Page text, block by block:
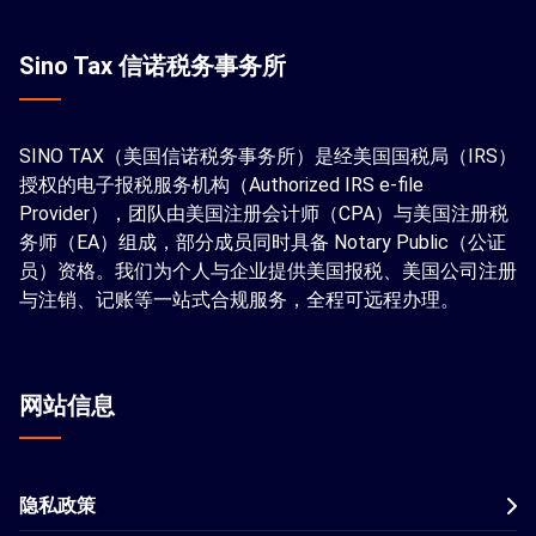
Sino Tax 信诺税务事务所
SINO TAX（美国信诺税务事务所）是经美国国税局（IRS）
授权的电子报税服务机构（Authorized IRS e-file
Provider），团队由美国注册会计师（CPA）与美国注册税
务师（EA）组成，部分成员同时具备 Notary Public（公证
员）资格。我们为个人与企业提供美国报税、美国公司注册
与注销、记账等一站式合规服务，全程可远程办理。
网站信息
隐私政策